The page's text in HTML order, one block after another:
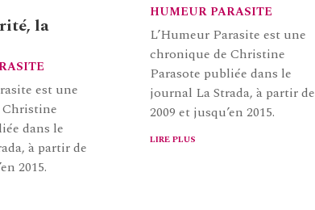
la
est une
dans le
à partir de
2015.
HUMEUR PARASITE
L’Humeur Parasite est une
chronique de Christine
Parasote publiée dans le
journal La Strada, à partir de
2009 et jusqu’en 2015.
lire plus